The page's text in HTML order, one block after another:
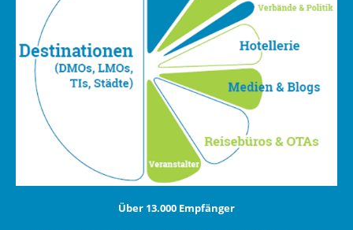
Über 13.000 Empfänger